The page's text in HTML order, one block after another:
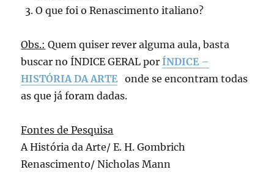
O que foi o Renascimento italiano?
Obs.: Quem quiser rever alguma aula, basta
buscar no ÍNDICE GERAL porÍNDICE –
HISTÓRIA DA ARTE onde se encontram todas
as que já foram dadas.
Fontes de Pesquisa
A História da Arte/ E. H. Gombrich
Renascimento/ Nicholas Mann